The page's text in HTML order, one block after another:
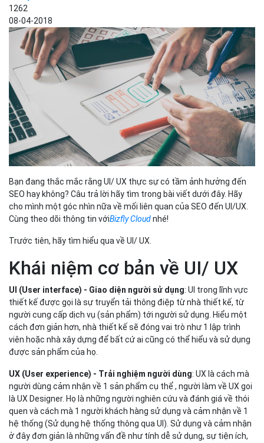
1262
08-04-2018
Bạn đang thắc mắc rằng UI/ UX thực sự có tầm ảnh hưởng đến
SEO hay không? Câu trả lời hãy tìm trong bài viết dưới đây. Hãy
cho mình một góc nhìn nữa về mối liên quan của SEO đến UI/UX.
Cùng theo dõi thông tin vớiBizfly Cloudnhé!
Trước tiên, hãy tìm hiểu qua về UI/ UX.
Khái niệm cơ bản về UI/ UX
UI (User interface) - Giao diện người sử dụng: UI trong lĩnh vực
thiết kế được gọi là sự truyển tải thông điệp từ nhà thiết kế, từ
người cung cấp dịch vụ (sản phẩm) tới người sử dụng. Hiểu một
cách đơn giản hơn, nhà thiết kế sẽ đóng vai trò như 1 lập trình
viên hoặc nhà xây dựng để bất cứ ai cũng có thể hiểu và sử dụng
được sản phẩm của họ.
UX (User experience) - Trải nghiệm người dùng: UX là cách mà
người dùng cảm nhận về 1 sản phẩm cụ thể , người làm về UX goi
là UX Designer. Họ là những người nghiên cứu và đánh giá về thói
quen và cách mà 1 người khách hàng sử dụng và cảm nhận về 1
hệ thống (Sử dụng hệ thống thông qua UI). Sử dụng và cảm nhận
ở đây đơn giản là những vấn đề như tính dễ sử dụng, sự tiện ích,